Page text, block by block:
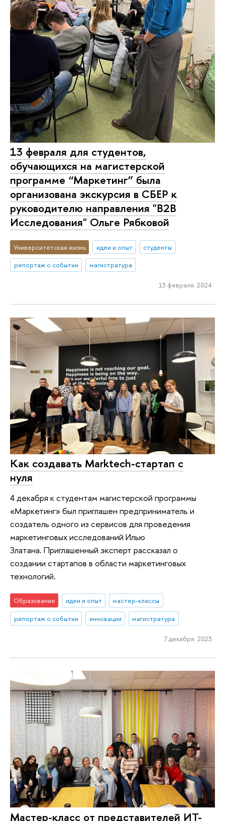
13 февраля для студентов,
обучающихся на магистерской
программе “Маркетинг” была
организована экскурсия в СБЕР к
руководителю направления "B2B
Исследования" Ольге Рябковой
Университетская жизнь идеи и опыт
студенты
репортаж о событии
магистратура
13 февраля 2024
Как создавать Marktech-стартап с
нуля
4 декабря к студентам магистерской программы
«Маркетинг» был приглашен предприниматель и
создатель одного из сервисов для проведения
маркетинговых исследований Илью
Златана. Приглашенный эксперт рассказал о
создании стартапов в области маркетинговых
технологий.
Образование идеи и опыт
мастер-классы
репортаж о событии
инновации магистратура
7 декабря 2023
Мастер-класс от представителей ИТ-